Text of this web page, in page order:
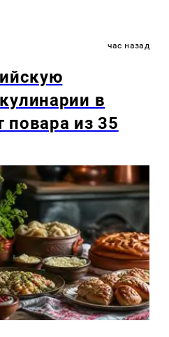
час назад
в
повара из 35